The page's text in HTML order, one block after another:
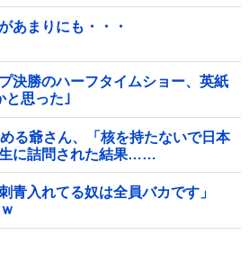
あまりにも・・・
決勝のハーフタイムショー、英紙
と思った｣
る爺さん、「核を持たないで日本
に詰問された結果……
青入れてる奴は全員バカです」